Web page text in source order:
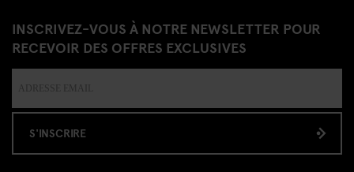
INSCRIVEZ-VOUS À NOTRE NEWSLETTER POUR
RECEVOIR DES OFFRES EXCLUSIVES
S'INSCRIRE